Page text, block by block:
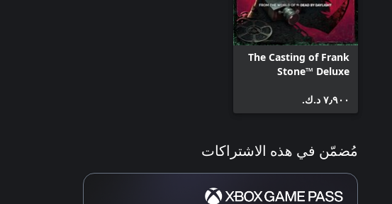
The Casting of Frank
Stone™ Deluxe
٧٫٩٠٠ د.ك.‏
مُضمّن في هذه الاشتراكات